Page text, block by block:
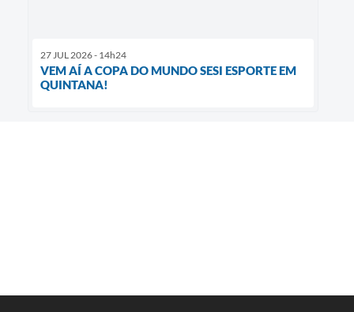
27 JUL 2026 - 14h24
VEM AÍ A COPA DO MUNDO SESI ESPORTE EM
QUINTANA!